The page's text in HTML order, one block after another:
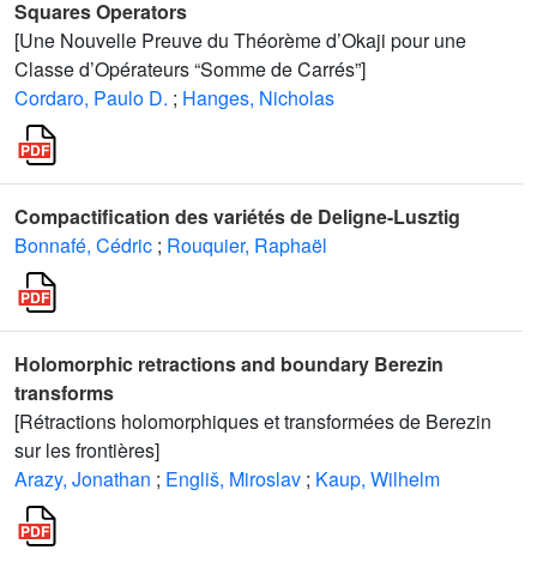
Squares Operators
[Une Nouvelle Preuve du Théorème d’Okaji pour une
Classe d’Opérateurs “Somme de Carrés”]
Cordaro, Paulo D. ; Hanges, Nicholas
Compactification des variétés de Deligne-Lusztig
Bonnafé, Cédric ; Rouquier, Raphaël
Holomorphic retractions and boundary Berezin
transforms
[Rétractions holomorphiques et transformées de Berezin
sur les frontières]
Arazy, Jonathan ; Engliš, Miroslav ; Kaup, Wilhelm